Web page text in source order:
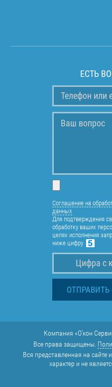
ЕСТЬ
Соглашение на
данных
Для подтверждения
обработку ваших
целях исполнения
ниже цифру
Компания «О'кон
Все права защищены.
Вся представленная на
характер и не